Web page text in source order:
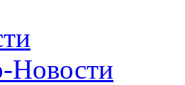
Новости